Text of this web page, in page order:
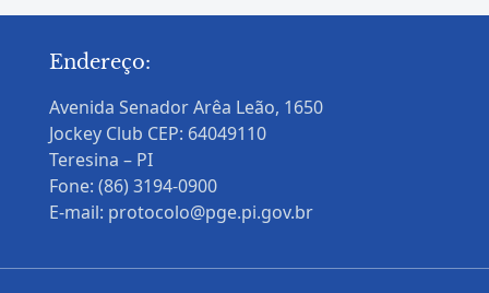
Endereço:
Avenida Senador Arêa Leão, 1650
Jockey Club CEP: 64049110
Teresina – PI
Fone: (86) 3194-0900
E-mail: protocolo@pge.pi.gov.br